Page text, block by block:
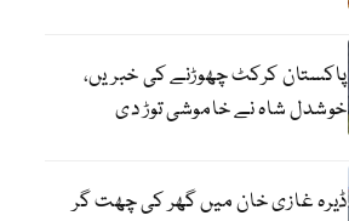
پاکستان کرکٹ چھوڑنے کی خبریں،
خوشدل شاہ نے خاموشی توڑ دی
ڈیرہ غازی خان میں گھر کی چھت گر